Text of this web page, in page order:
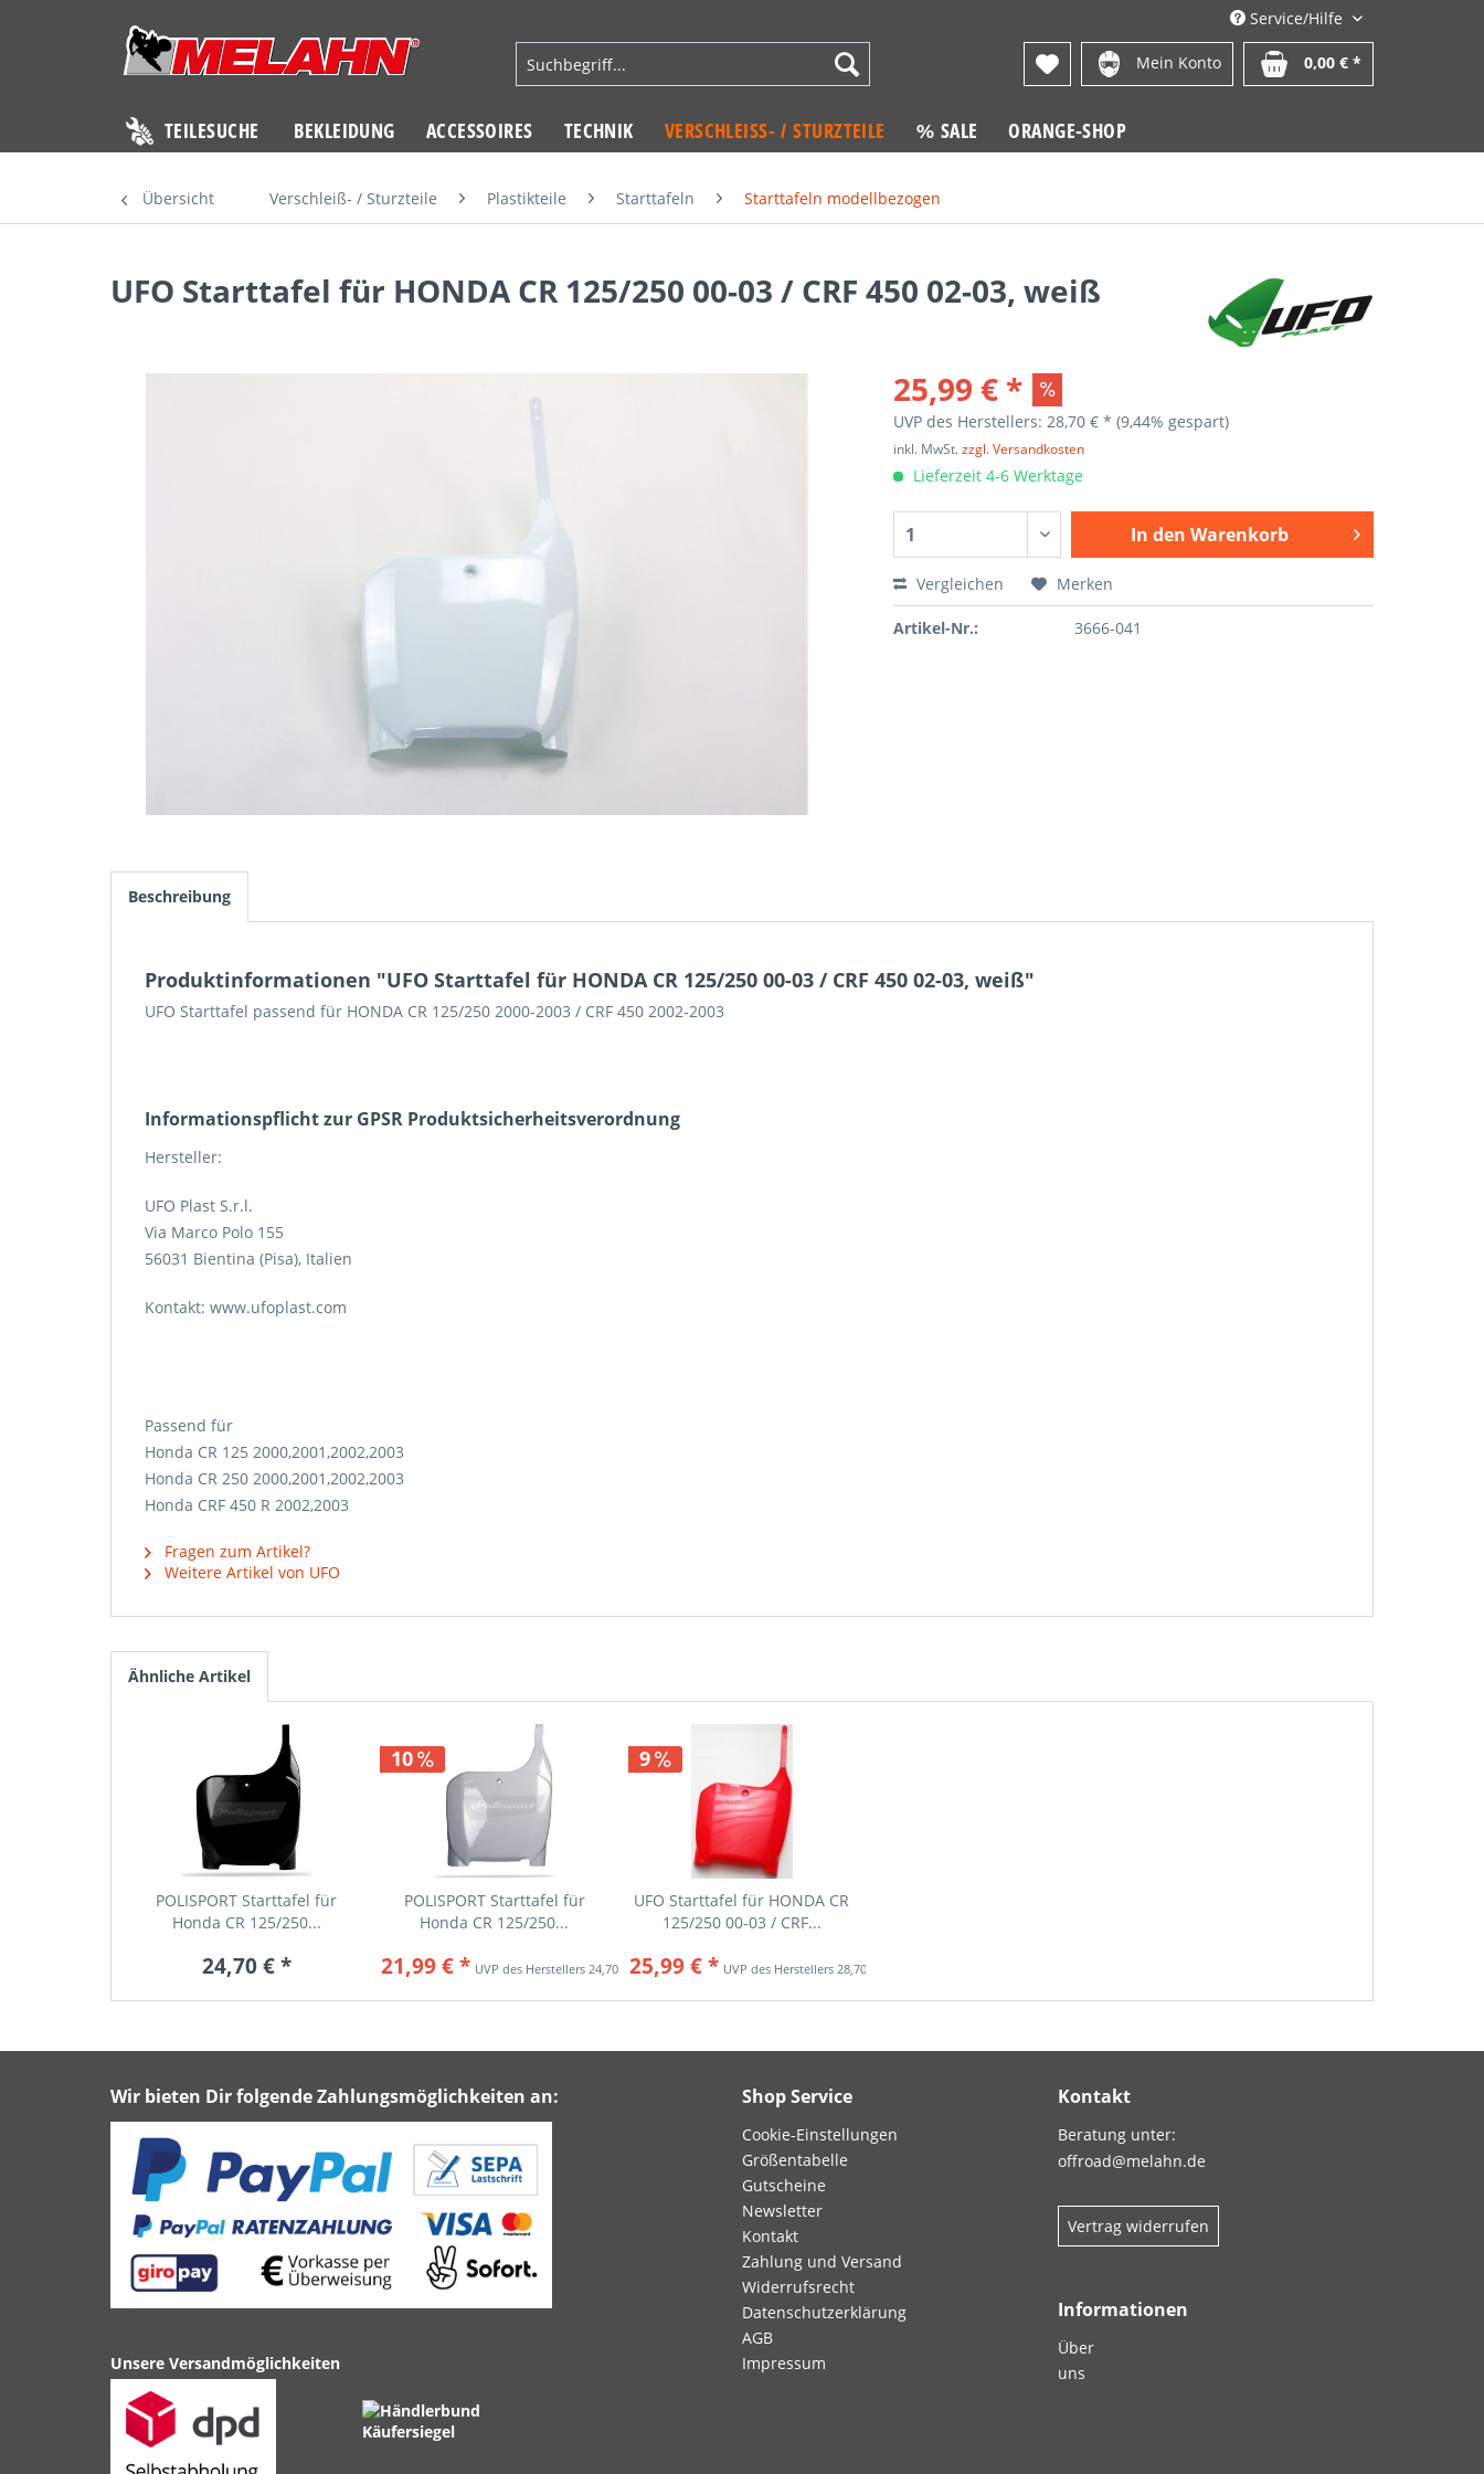
Service/Hilfe
Mein Konto 0,00 € *
TEILESUCHE BEKLEIDUNG ACCESSOIRES TECHNIK VERSCHLEISS- / STURZTEILE % SALE ORANGE-SHOP
Übersicht Verschleiß- / Sturzteile Plastikteile Starttafeln Starttafeln modellbezogen
UFO Starttafel für HONDA CR 125/250 00-03 / CRF 450 02-03, weiß
25,99 € *
UVP des Herstellers: 28,70 € *(9,44% gespart)
inkl. MwSt.zzgl. Versandkosten
Lieferzeit 4-6 Werktage
In den Warenkorb
Vergleichen Merken
Artikel-Nr.: 3666-041
Beschreibung
Produktinformationen "UFO Starttafel für HONDA CR 125/250 00-03 / CRF 450 02-03, weiß"
UFO Starttafel passend für HONDA CR 125/250 2000-2003 / CRF 450 2002-2003
Informations­pflicht zur GPSR Produktsicherheits­verordnung
Hersteller:
UFO Plast S.r.l.
Via Marco Polo 155
56031 Bientina (Pisa), Italien
Kontakt: www.ufoplast.com
Passend für
Honda CR 125 2000,2001,2002,2003
Honda CR 250 2000,2001,2002,2003
Honda CRF 450 R 2002,2003
Fragen zum Artikel?
Weitere Artikel von UFO
Ähnliche Artikel
POLISPORT Starttafel für
Honda CR 125/250...
24,70 € *
10
POLISPORT Starttafel für
Honda CR 125/250...
21,99 € * 24,70 € *
9
UFO Starttafel für HONDA CR
125/250 00-03 / CRF...
25,99 € * 28,70 € *
Wir bieten Dir folgende Zahlungsmöglichkeiten an:
Unsere Versandmöglichkeiten
Shop Service
Cookie-Einstellungen
Größentabelle
Gutscheine
Newsletter
Kontakt
Zahlung und Versand
Widerrufsrecht
Datenschutzerklärung
AGB
Impressum
Kontakt
Beratung unter:
offroad@melahn.de
Vertrag widerrufen
Informationen
Über
uns